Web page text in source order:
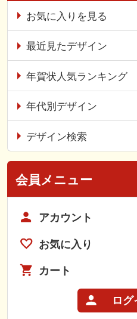
お気に入りを見る
最近見たデザイン
年賀状人気ランキング
年代別デザイン
デザイン検索
会員メニュー
アカウント
お気に入り
カート
ログ